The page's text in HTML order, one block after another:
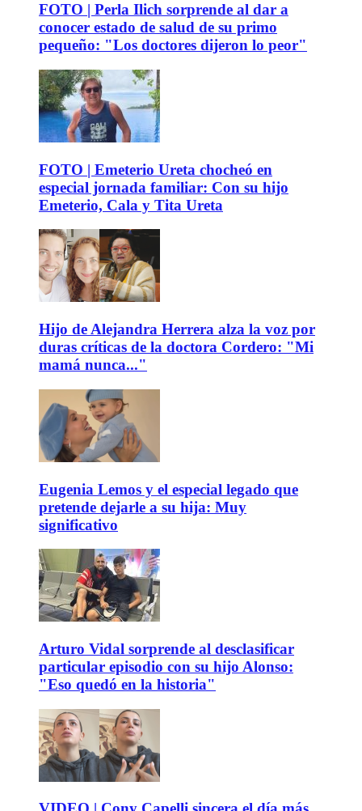
FOTO | Perla Ilich sorprende al dar a
conocer estado de salud de su primo
pequeño: "Los doctores dijeron lo peor"
FOTO | Emeterio Ureta chocheó en
especial jornada familiar: Con su hijo
Emeterio, Cala y Tita Ureta
Hijo de Alejandra Herrera alza la voz por
duras críticas de la doctora Cordero: "Mi
mamá nunca..."
Eugenia Lemos y el especial legado que
pretende dejarle a su hija: Muy
significativo
Arturo Vidal sorprende al desclasificar
particular episodio con su hijo Alonso:
"Eso quedó en la historia"